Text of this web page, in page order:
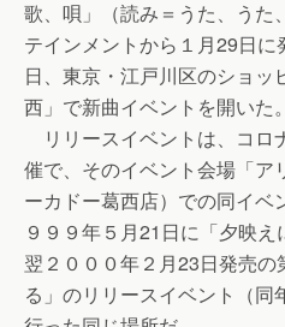
歌、唄」（読み＝うた、うた
テインメントから１月29日
日、東京・江戸川区のショッ
西」で新曲イベントを開いた。
リリースイベントは、コロ
催で、そのイベント会場「ア
ーカドー葛西店）での同イベ
９９９年５月21日に「夕映
翌２０００年２月23日発売
る」のリリースイベント（同